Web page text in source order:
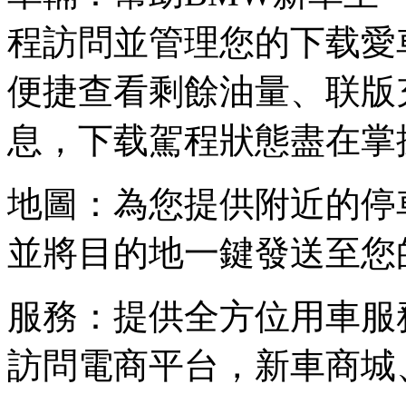
程訪問並管理您的下载
便捷查看剩餘油量、联
息，下载駕程狀態盡在
地圖：為您提供附近的
並將目的地一鍵發送至
服務：提供全方位用車
訪問電商平台，新車商